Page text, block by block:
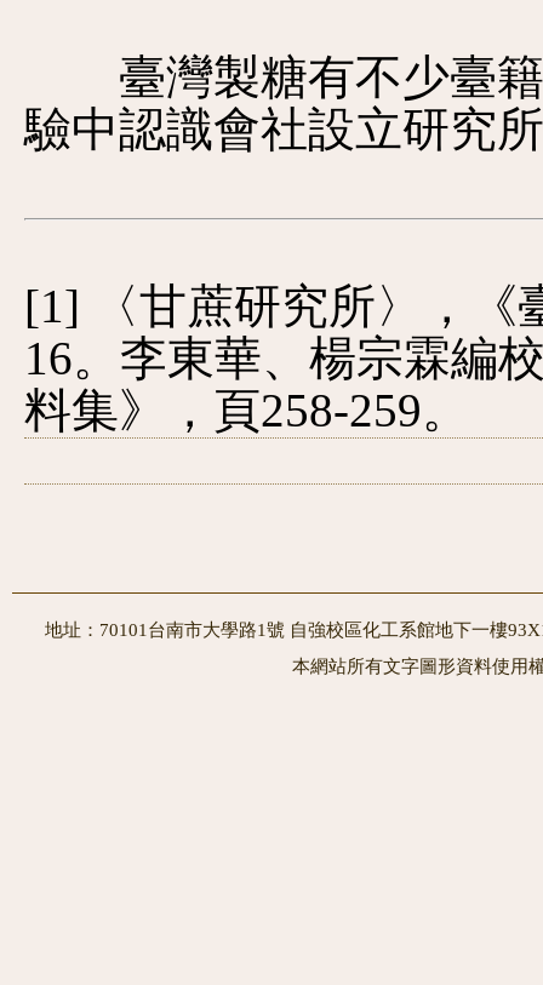
臺灣製糖有不少臺籍
驗中認識會社設立研究
[1] 〈甘蔗研究所〉，《
16。李東華、楊宗霖編
料集》，頁258-259。
地址：70101台南市大學路1號 自強校區化工系館地下一樓
本網站所有文字圖形資料使用